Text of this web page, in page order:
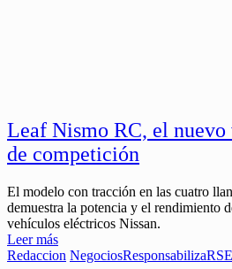
Leaf Nismo RC, el
de competición
El modelo con tracción en las cuatro
demuestra la potencia y el rendimiento
vehículos eléctricos Nissan.
Leer más
Redaccion NegociosResponsabilizaRSE